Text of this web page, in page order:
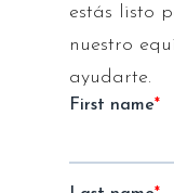
estás listo
nuestro
ayudarte.